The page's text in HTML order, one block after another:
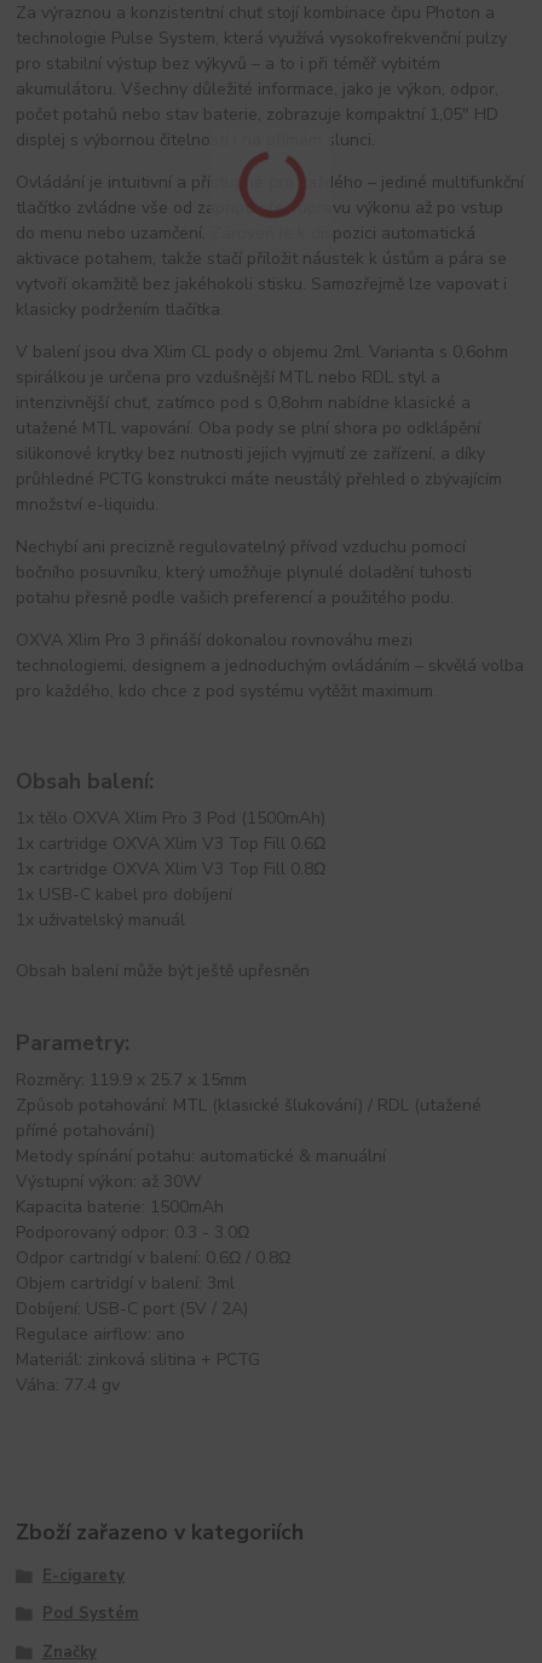
Za výraznou a konzistentní chuť stojí kombinace čipu Photon a
technologie Pulse System, která využívá vysokofrekvenční pulzy
pro stabilní výstup bez výkyvů – a to i při téměř vybitém
akumulátoru. Všechny důležité informace, jako je výkon, odpor,
počet potahů nebo stav baterie, zobrazuje kompaktní 1,05" HD
displej s výbornou čitelností i na přímém slunci.
Ovládání je intuitivní a přístupné pro každého – jediné multifunkční
tlačítko zvládne vše od zapnutí přes úpravu výkonu až po vstup
do menu nebo uzamčení. Zároveň je k dispozici automatická
aktivace potahem, takže stačí přiložit náustek k ústům a pára se
vytvoří okamžitě bez jakéhokoli stisku. Samozřejmě lze vapovat i
klasicky podržením tlačítka.
V balení jsou dva Xlim CL pody o objemu 2ml. Varianta s 0,6ohm
spirálkou je určena pro vzdušnější MTL nebo RDL styl a
intenzivnější chuť, zatímco pod s 0,8ohm nabídne klasické a
utažené MTL vapování. Oba pody se plní shora po odklápění
silikonové krytky bez nutnosti jejich vyjmutí ze zařízení, a díky
průhledné PCTG konstrukci máte neustálý přehled o zbývajícím
množství e-liquidu.
Nechybí ani precizně regulovatelný přívod vzduchu pomocí
bočního posuvníku, který umožňuje plynulé doladění tuhosti
potahu přesně podle vašich preferencí a použitého podu.
OXVA Xlim Pro 3 přináší dokonalou rovnováhu mezi
technologiemi, designem a jednoduchým ovládáním – skvělá volba
pro každého, kdo chce z pod systému vytěžit maximum.
Obsah balení:
1x tělo OXVA Xlim Pro 3 Pod (1500mAh)
1x cartridge OXVA Xlim V3 Top Fill 0.6Ω
1x cartridge OXVA Xlim V3 Top Fill 0.8Ω
1x USB-C kabel pro dobíjení
1x uživatelský manuál
Obsah balení může být ještě upřesněn
Parametry:
Rozměry: 119.9 x 25.7 x 15mm
Způsob potahování: MTL (klasické šlukování) / RDL (utažené
přímé potahování)
Metody spínání potahu: automatické & manuální
Výstupní výkon: až 30W
Kapacita baterie: 1500mAh
Podporovaný odpor: 0.3 - 3.0Ω
Odpor cartridgí v balení: 0.6Ω / 0.8Ω
Objem cartridgí v balení: 3ml
Dobíjení: USB-C port (5V / 2A)
Regulace airflow: ano
Materiál: zinková slitina + PCTG
Váha: 77.4 gv
Zboží zařazeno v kategoriích
E-cigarety
Pod Systém
Značky